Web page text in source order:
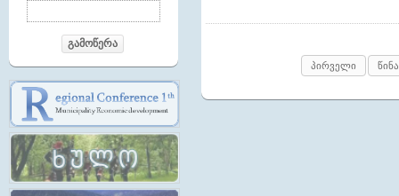
პირველი წინა
გამოწერა